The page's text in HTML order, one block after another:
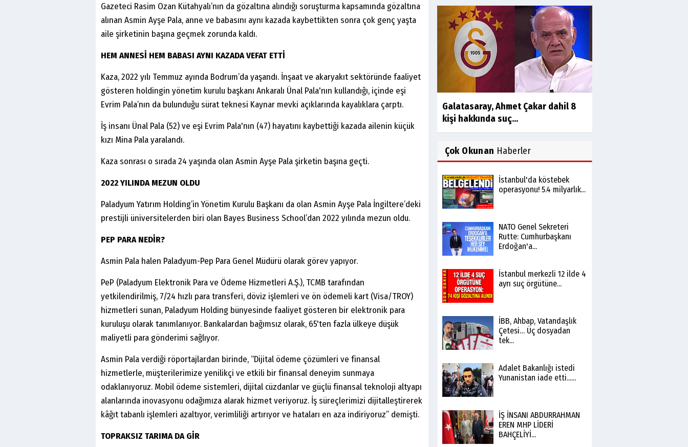
Gazeteci Rasim Ozan Kütahyalı’nın da gözaltına alındığı soruşturma kapsamında gözaltına
alınan Asmin Ayşe Pala, anne ve babasını aynı kazada kaybettikten sonra çok genç yaşta
aile şirketinin başına geçmek zorunda kaldı.
HEM ANNESİ HEM BABASI AYNI KAZADA VEFAT ETTİ
Kaza, 2022 yılı Temmuz ayında Bodrum’da yaşandı. İnşaat ve akaryakıt sektöründe faaliyet
gösteren holdingin yönetim kurulu başkanı Ankaralı Ünal Pala'nın kullandığı, içinde eşi
Evrim Pala’nın da bulunduğu sürat teknesi Kaynar mevki açıklarında kayalıklara çarptı.
İş insanı Ünal Pala (52) ve eşi Evrim Pala'nın (47) hayatını kaybettiği kazada ailenin küçük
kızı Mina Pala yaralandı.
Kaza sonrası o sırada 24 yaşında olan Asmin Ayşe Pala şirketin başına geçti.
2022 YILINDA MEZUN OLDU
Paladyum Yatırım Holding’in Yönetim Kurulu Başkanı da olan Asmin Ayşe Pala İngiltere’deki
prestijli üniversitelerden biri olan Bayes Business School’dan 2022 yılında mezun oldu.
PEP PARA NEDİR?
Asmin Pala halen Paladyum-Pep Para Genel Müdürü olarak görev yapıyor.
PeP (Paladyum Elektronik Para ve Ödeme Hizmetleri A.Ş.), TCMB tarafından
yetkilendirilmiş, 7/24 hızlı para transferi, döviz işlemleri ve ön ödemeli kart (Visa/TROY)
hizmetleri sunan, Paladyum Holding bünyesinde faaliyet gösteren bir elektronik para
kuruluşu olarak tanımlanıyor. Bankalardan bağımsız olarak, 65'ten fazla ülkeye düşük
maliyetli para gönderimi sağlıyor.
Asmin Pala verdiği röportajlardan birinde, “Dijital ödeme çözümleri ve finansal
hizmetlerle, müşterilerimize yenilikçi ve etkili bir finansal deneyim sunmaya
odaklanıyoruz. Mobil ödeme sistemleri, dijital cüzdanlar ve güçlü finansal teknoloji altyapı
alanlarında inovasyonu odağımıza alarak hizmet veriyoruz. İş süreçlerimizi dijitalleştirerek
kâğıt tabanlı işlemleri azaltıyor, verimliliği artırıyor ve hataları en aza indiriyoruz” demişti.
TOPRAKSIZ TARIMA DA GİR
Galatasaray, Ahmet Çakar dahil 8
kişi hakkında suç...
Çok Okunan Haberler
İstanbul'da köstebek
operasyonu! 5.4 milyarlık...
NATO Genel Sekreteri
Rutte: Cumhurbaşkanı
Erdoğan'a...
İstanbul merkezli 12 ilde 4
ayrı suç örgütüne...
İBB, Ahbap, Vatandaşlık
Çetesi… Üç dosyadan
tek...
Adalet Bakanlığı istedi
Yunanistan iade etti......
İŞ İNSANI ABDURRAHMAN
EREN MHP LİDERİ
BAHÇELİYİ...